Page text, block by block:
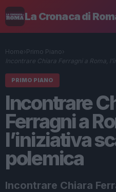
La Cronaca di
Home› Primo Piano›
Incontrare Chiara Ferragni a Roma,
PRIMO PIANO
Incontrare
Ferragni a
l’iniziativa
polemica
Incontrare Chiara